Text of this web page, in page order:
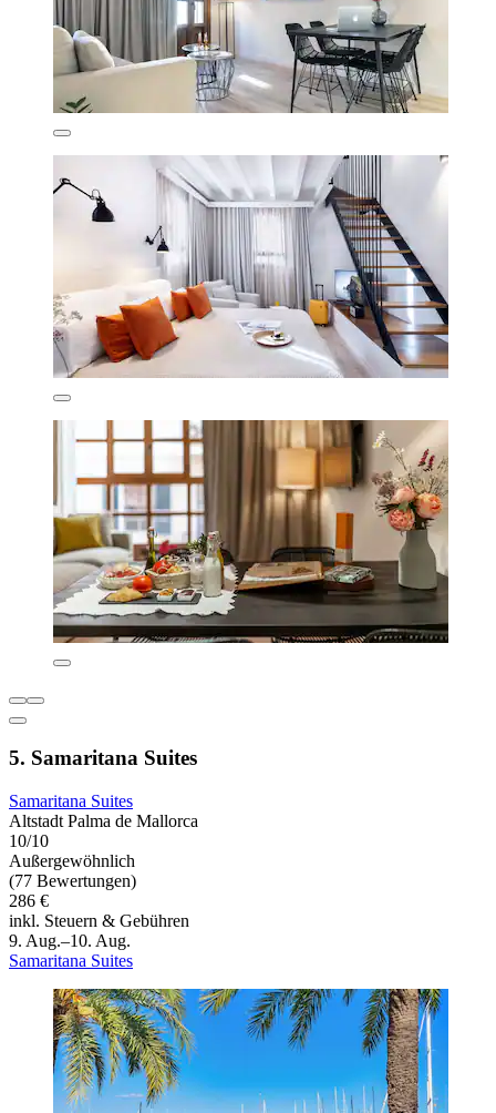
5. Samaritana Suites
Samaritana Suites
Altstadt Palma de Mallorca
10/10
Außergewöhnlich
(77 Bewertungen)
286 €
inkl. Steuern & Gebühren
9. Aug.–10. Aug.
Samaritana Suites